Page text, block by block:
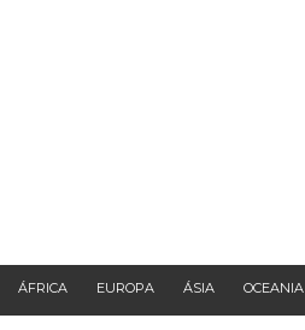
ÁFRICA EUROPA ÁSIA OCEANIA